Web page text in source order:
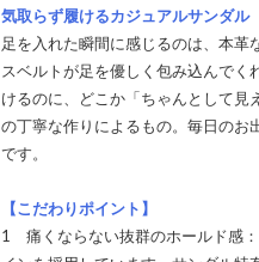
気取らず履けるカジュアルサンダル
足を入れた瞬間に感じるのは、本革
スベルトが足を優しく包み込んで
けるのに、どこか「ちゃんとして見
の丁寧な作りによるもの。毎日のお
です。
【こだわりポイント】
1 痛くならない抜群のホールド感